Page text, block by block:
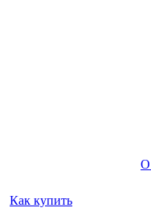
Как купить
О